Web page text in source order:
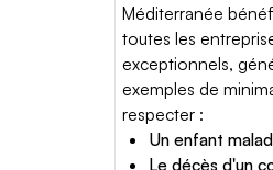
Méditerranée
toutes les
exceptionnels,
exemples de
respecter :
Un enfant
Le décès d'un